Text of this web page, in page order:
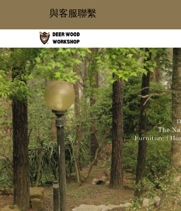
家具
木雜貨
生活器具
古物道具
與客服聯繫